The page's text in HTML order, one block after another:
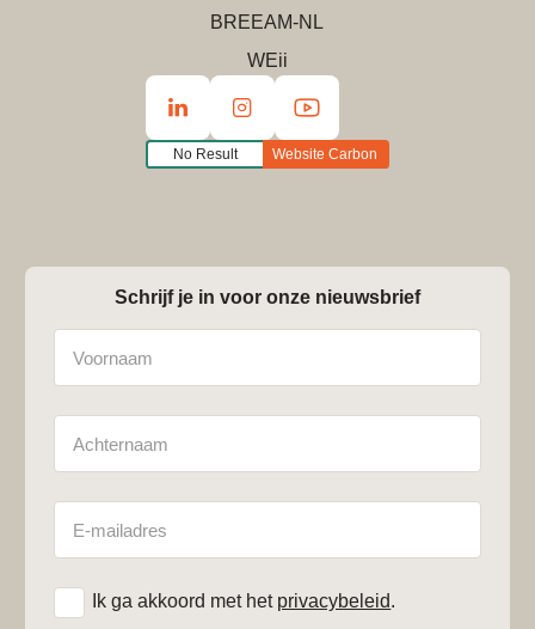
BREEAM-NL
WEii
No Result Website Carbon
Schrijf je in voor onze nieuwsbrief
mailadres
Ik ga akkoord met het privacybeleid.